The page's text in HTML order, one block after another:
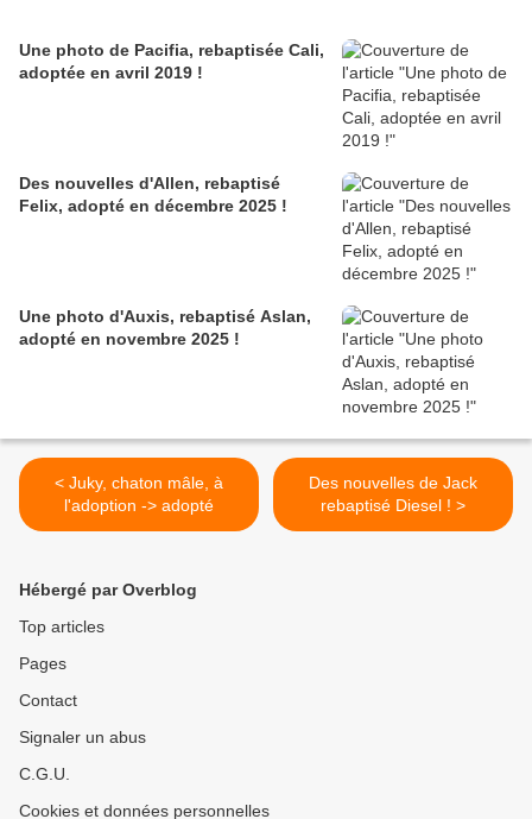
Une photo de Pacifia, rebaptisée Cali,
adoptée en avril 2019 !
Des nouvelles d'Allen, rebaptisé
Felix, adopté en décembre 2025 !
Une photo d'Auxis, rebaptisé Aslan,
adopté en novembre 2025 !
< Juky, chaton mâle, à
l'adoption -> adopté
Des nouvelles de Jack
rebaptisé Diesel ! >
Hébergé par Overblog
Top articles
Pages
Contact
Signaler un abus
C.G.U.
Cookies et données personnelles